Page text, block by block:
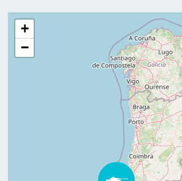
+
−